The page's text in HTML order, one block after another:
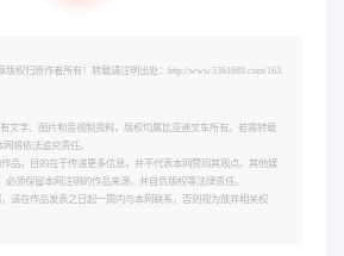
版权归原作者所有！转载请注明出处：http://www.5361688.com/163.
文字、图片和音视频资料，版权均属比亚迪叉车所有。若需转载
将依法追究责任。
品，目的在于传递更多信息，并不代表本网赞同其观点。其他媒
须保留本网注明的作品来源，并自负版权等法律责任。
请在作品发表之日起一周内与本网联系，否则视为放弃相关权